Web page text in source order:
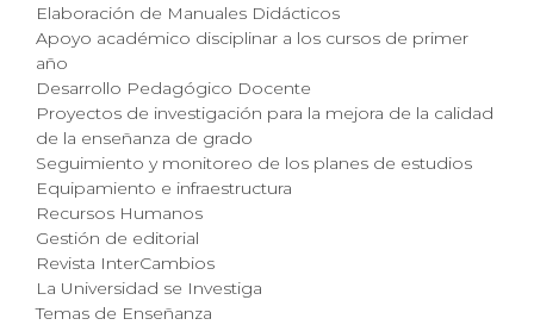
Elaboración de Manuales Didácticos
Apoyo académico disciplinar a los cursos de primer
año
Desarrollo Pedagógico Docente
Proyectos de investigación para la mejora de la calidad
de la enseñanza de grado
Seguimiento y monitoreo de los planes de estudios
Equipamiento e infraestructura
Recursos Humanos
Gestión de editorial
Revista InterCambios
La Universidad se Investiga
Temas de Enseñanza